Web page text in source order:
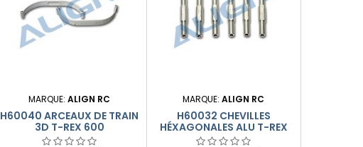
MARQUE:ALIGN RC
H60040 ARCEAUX DE TRAIN
3D T-REX 600
MARQUE:ALIGN RC
H60032 CHEVILLES
HÉXAGONALES ALU T-REX
600